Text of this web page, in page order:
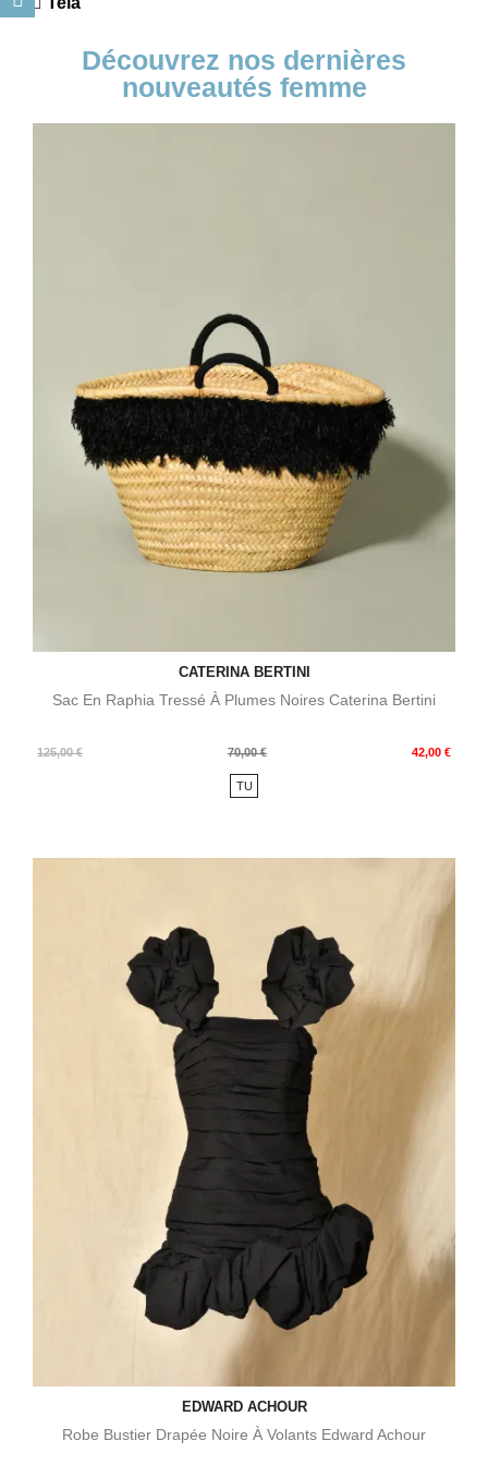
Découvrez nos dernières
nouveautés femme
CATERINA BERTINI
Sac En Raphia Tressé À Plumes Noires Caterina Bertini
125,00 €
Prix
70,00 € 42,00 €
Prix
TU
EDWARD ACHOUR
Robe Bustier Drapée Noire À Volants Edward Achour